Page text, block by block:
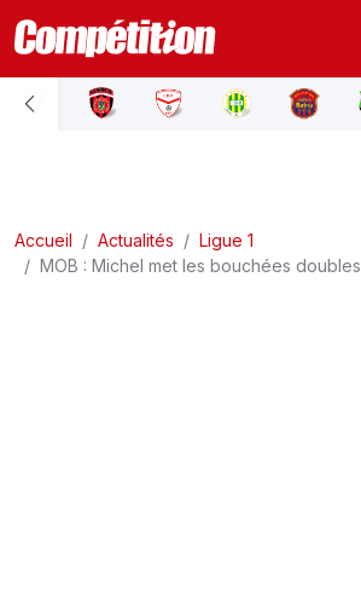
ACCUEIL
LIGUE 2
Accueil Actualités
Ligue 1
MOB : Michel met les bouchées doubles